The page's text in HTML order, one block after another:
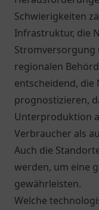
Schwierigkeiten
Infrastruktur, die
regionalen
entscheidend, die
prognostizieren,
Unterproduktion
Verbraucher als
Auch die
werden, um eine
gewährleisten.
Welche